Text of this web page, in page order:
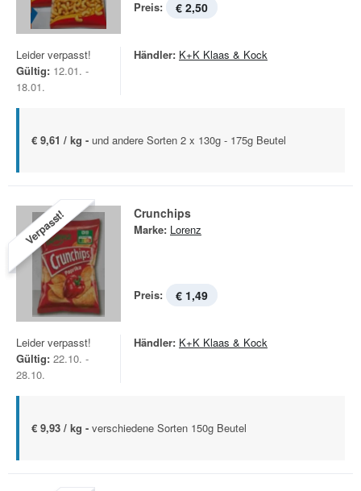
Preis: € 2,50
Leider verpasst!
Gültig: 12.01. -
18.01.
Händler: K+K Klaas & Kock
€ 9,61 / kg - und andere Sorten 2 x 130g - 175g Beutel
Verpasst! Crunchips
Marke: Lorenz
Preis: € 1,49
Leider verpasst!
Gültig: 22.10. -
28.10.
Händler: K+K Klaas & Kock
€ 9,93 / kg - verschiedene Sorten 150g Beutel